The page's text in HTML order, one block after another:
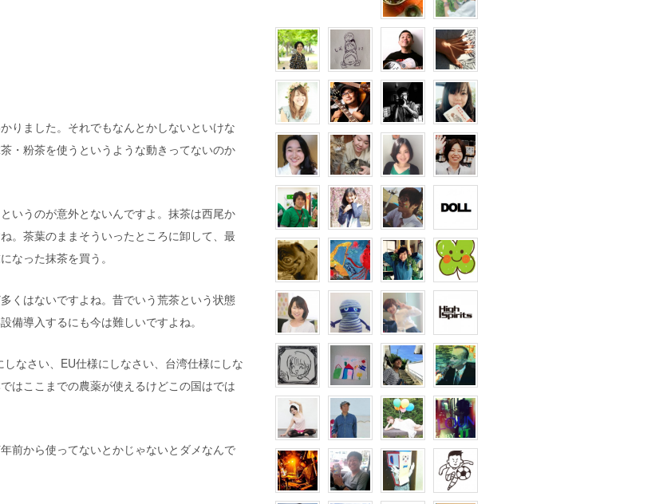
りました。それでもなんとかしないといけな
・粉茶を使うというような動きってないのか
いうのが意外とないんですよ。抹茶は西尾か
。茶葉のままそういったところに卸して、最
なった抹茶を買う。
くはないですよね。昔でいう荒茶という状態
備導入するにも今は難しいですよね。
なさい、EU仕様にしなさい、台湾仕様にしな
はここまでの農薬が使えるけどこの国はでは
前から使ってないとかじゃないとダメなんで